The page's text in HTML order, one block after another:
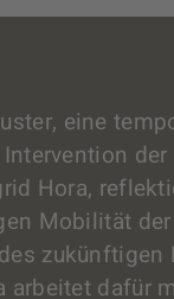
eine
der
Hora,
Mobilität
zukünftigen
arbeitet dafür